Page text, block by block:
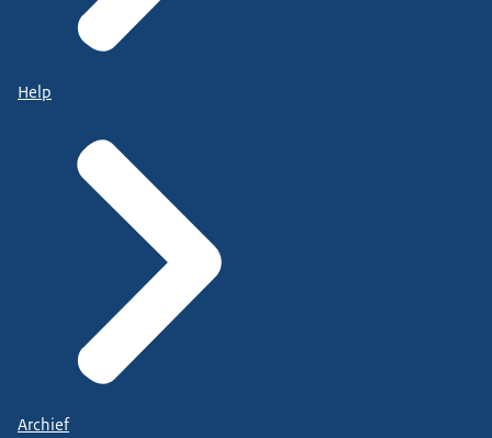
Help
Archief